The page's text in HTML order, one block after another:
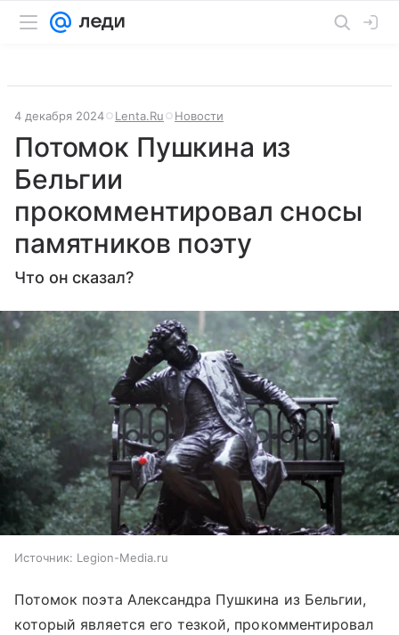
4 декабря 2024 Lenta.Ru Новости
Потомок Пушкина из
Бельгии
прокомментировал сносы
памятников поэту
Что он сказал?
Источник: Legion-Media.ru
Потомок поэта Александра Пушкина из Бельгии,
который является его тезкой, прокомментировал